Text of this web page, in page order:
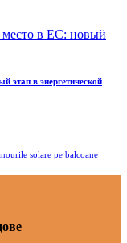
этап в энергетической
solare pe balcoane